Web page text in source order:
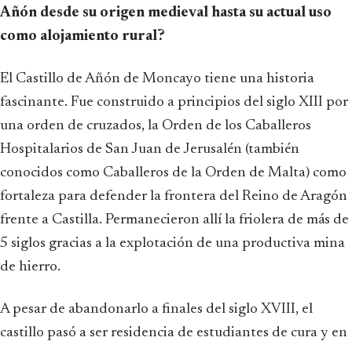
Añón desde su origen medieval hasta su actual uso
como alojamiento rural?
El Castillo de Añón de Moncayo tiene una historia
fascinante. Fue construido a principios del siglo XIII por
una orden de cruzados, la Orden de los Caballeros
Hospitalarios de San Juan de Jerusalén (también
conocidos como Caballeros de la Orden de Malta) como
fortaleza para defender la frontera del Reino de Aragón
frente a Castilla. Permanecieron allí la friolera de más de
5 siglos gracias a la explotación de una productiva mina
de hierro.
A pesar de abandonarlo a finales del siglo XVIII, el
castillo pasó a ser residencia de estudiantes de cura y en